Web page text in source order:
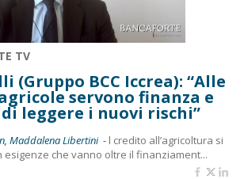
TV
(Gruppo BCC Iccrea): “Alle
servono finanza e
leggere i nuovi rischi”
Maddalena Libertini - l credito all’agricoltura si
esigenze che vanno oltre il finanziament...